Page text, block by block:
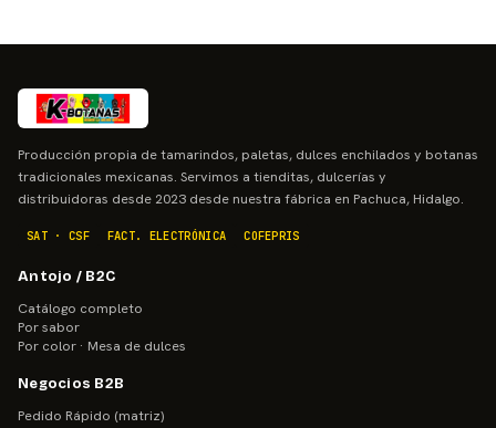
Producción propia de tamarindos, paletas, dulces enchilados y botanas
tradicionales mexicanas. Servimos a tienditas, dulcerías y
distribuidoras desde 2023 desde nuestra fábrica en Pachuca, Hidalgo.
SAT · CSF FACT. ELECTRÓNICA COFEPRIS
Antojo / B2C
Catálogo completo
Por sabor
Por color · Mesa de dulces
Negocios B2B
Pedido Rápido (matriz)